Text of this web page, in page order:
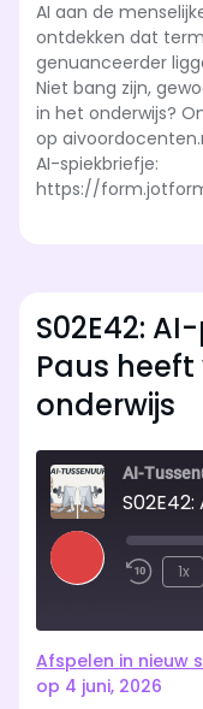
AI aan de
ontdekken dat
genuanceerder
Niet bang zijn,
in het onderwijs?
op
AI-spiekbriefje:
https://
S02E42:
Paus
onderwijs
AI-
Play
1x
Spotify
DELEN
Afspelen in nieuw
op 4 juni, 2026